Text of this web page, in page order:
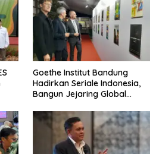
Goethe Institut Bandung
Hadirkan Seriale Indonesia,
Bangun Jejaring Global